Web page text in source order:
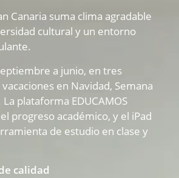
Canaria suma clima agradable
cultural y un entorno
a junio, en tres
en Navidad, Semana
plataforma EDUCAMOS
progreso académico, y el iPad
de estudio en clase y
calidad